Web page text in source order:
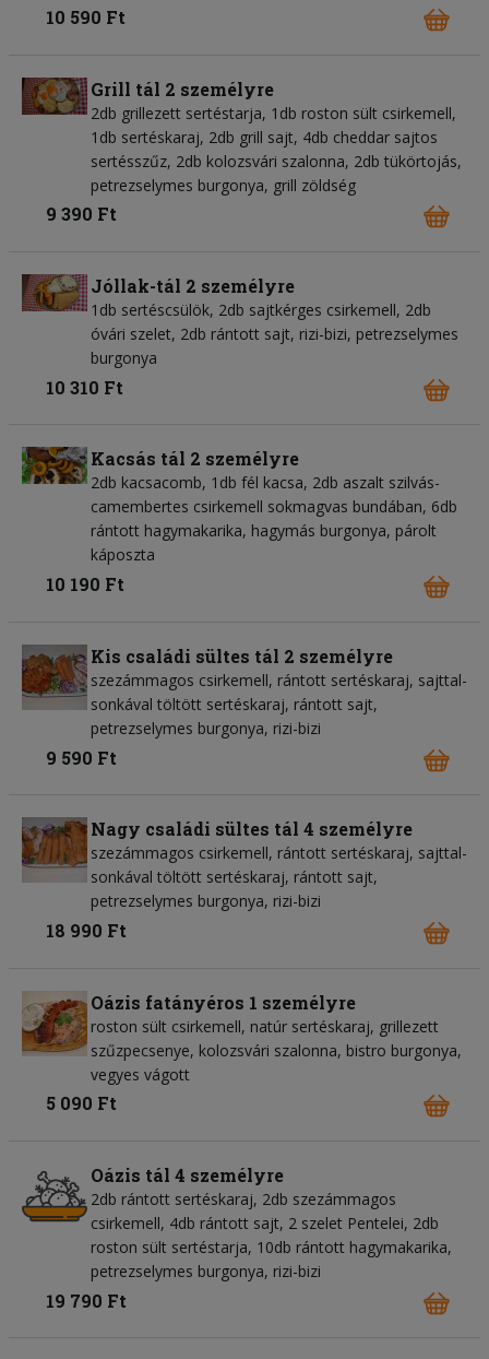
10 590 Ft
Grill tál 2 személyre
2db grillezett sertéstarja, 1db roston sült csirkemell,
1db sertéskaraj, 2db grill sajt, 4db cheddar sajtos
sertésszűz, 2db kolozsvári szalonna, 2db tükörtojás,
petrezselymes burgonya, grill zöldség
9 390 Ft
Jóllak-tál 2 személyre
1db sertéscsülök, 2db sajtkérges csirkemell, 2db
óvári szelet, 2db rántott sajt, rizi-bizi, petrezselymes
burgonya
10 310 Ft
Kacsás tál 2 személyre
2db kacsacomb, 1db fél kacsa, 2db aszalt szilvás-
camembertes csirkemell sokmagvas bundában, 6db
rántott hagymakarika, hagymás burgonya, párolt
káposzta
10 190 Ft
Kis családi sültes tál 2 személyre
szezámmagos csirkemell, rántott sertéskaraj, sajttal-
sonkával töltött sertéskaraj, rántott sajt,
petrezselymes burgonya, rizi-bizi
9 590 Ft
Nagy családi sültes tál 4 személyre
szezámmagos csirkemell, rántott sertéskaraj, sajttal-
sonkával töltött sertéskaraj, rántott sajt,
petrezselymes burgonya, rizi-bizi
18 990 Ft
Oázis fatányéros 1 személyre
roston sült csirkemell, natúr sertéskaraj, grillezett
szűzpecsenye, kolozsvári szalonna, bistro burgonya,
vegyes vágott
5 090 Ft
Oázis tál 4 személyre
2db rántott sertéskaraj, 2db szezámmagos
csirkemell, 4db rántott sajt, 2 szelet Pentelei, 2db
roston sült sertéstarja, 10db rántott hagymakarika,
petrezselymes burgonya, rizi-bizi
19 790 Ft